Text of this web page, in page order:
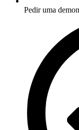
Pedir uma